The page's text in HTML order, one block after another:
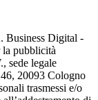
Business Digital -
pubblicità
sede legale
20093 Cologno
trasmessi e/o